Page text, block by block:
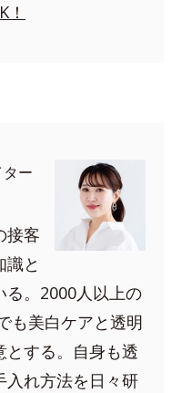
ー
接客
と
る。2000人以上の
も美白ケアと透明
とする。自身も透
入れ方法を日々研